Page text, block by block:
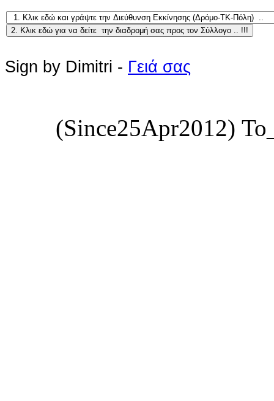
Sign by Dimitri - Γειά σας
(Since25Apr2012)